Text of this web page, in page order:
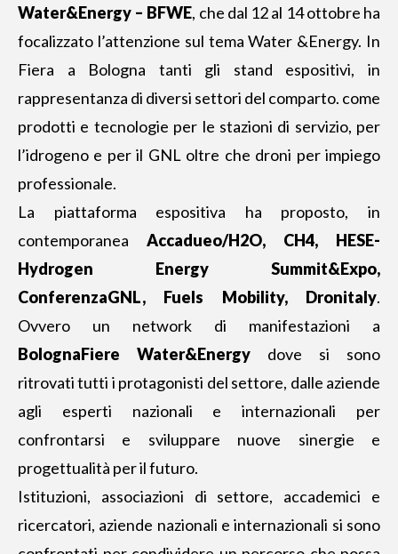
Water&Energy – BFWE, che dal 12 al 14 ottobre ha
focalizzato l’attenzione sul tema Water &Energy. In
Fiera a Bologna tanti gli stand espositivi, in
rappresentanza di diversi settori del comparto. come
prodotti e tecnologie per le stazioni di servizio, per
l’idrogeno e per il GNL oltre che droni per impiego
professionale.
La piattaforma espositiva ha proposto, in
contemporanea Accadueo/H2O, CH4, HESE-
Hydrogen Energy Summit&Expo,
ConferenzaGNL, Fuels Mobility, Dronitaly.
Ovvero un network di manifestazioni a
BolognaFiere Water&Energy dove si sono
ritrovati tutti i protagonisti del settore, dalle aziende
agli esperti nazionali e internazionali per
confrontarsi e sviluppare nuove sinergie e
progettualità per il futuro.
Istituzioni, associazioni di settore, accademici e
ricercatori, aziende nazionali e internazionali si sono